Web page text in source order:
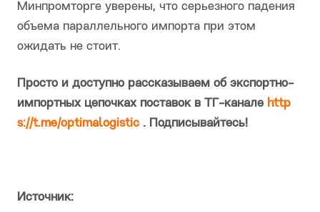
Минпромторге уверены, что серьезного падения
объема параллельного импорта при этом
ожидать не стоит.
Просто и доступно рассказываем об экспортно-
импортных цепочках поставок в ТГ-канале http
s://t.me/optimalogistic . Подписывайтесь!
Источник: